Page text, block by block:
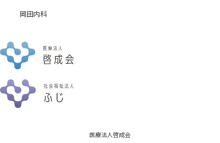
医療法人啓成会
岡田内科